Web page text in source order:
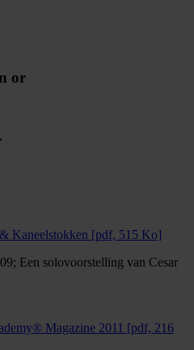
or
Kaneelstokken [pdf, 515 Ko]
Een solovoorstelling van Cesar
Magazine 2011 [pdf, 216